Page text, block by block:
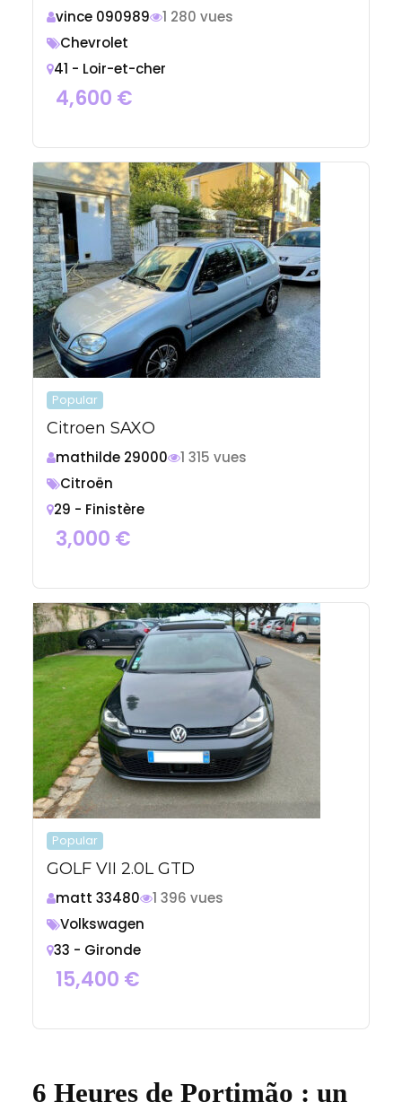
vince 090989
1 280 vues
Chevrolet
41 - Loir-et-cher
4,600 €
Popular
Citroen SAXO
mathilde 29000
1 315 vues
Citroën
29 - Finistère
3,000 €
Popular
GOLF VII 2.0L GTD
matt 33480
1 396 vues
Volkswagen
33 - Gironde
15,400 €
6 Heures de Portimão : un